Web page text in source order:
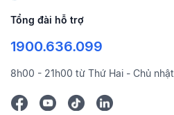
Tổng đài hỗ trợ
1900.636.099
8h00 - 21h00 từ Thứ Hai - Chủ nhật